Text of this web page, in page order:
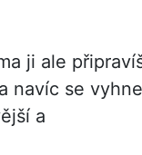
ji ale
navíc se
a